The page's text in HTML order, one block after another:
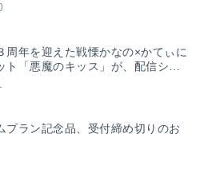
周年を迎えた戦慄かなの×かてぃに
ト「悪魔のキッス」が、配信シン
」（エラ）を発表！ 作詞・作曲
プラン記念品、受付締め切りのお